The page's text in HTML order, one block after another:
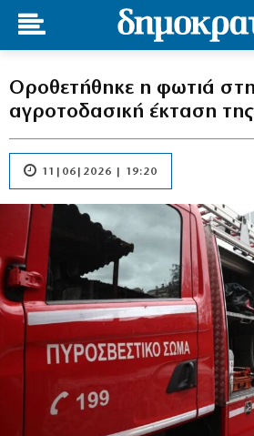
Οροθετήθηκε η φωτιά
αγροτοδασική έκταση
11|06|2026 | 19:20